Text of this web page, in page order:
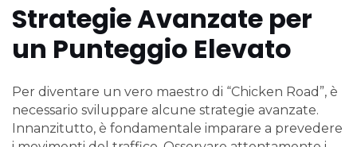
Strategie Avanzate per
un Punteggio Elevato
Per diventare un vero maestro di “Chicken Road”, è
necessario sviluppare alcune strategie avanzate.
Innanzitutto, è fondamentale imparare a prevedere